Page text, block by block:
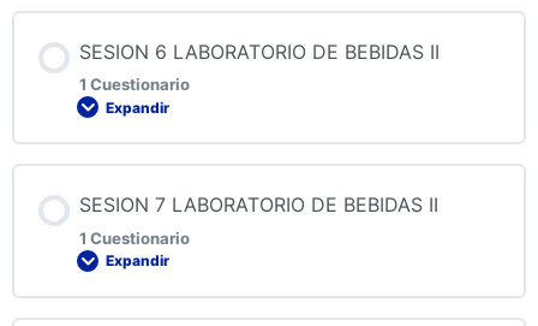
QUIZ 5 LABORATORIO DE BEBIDAS II
SESION 6 LABORATORIO DE BEBIDAS II
1 Cuestionario
Expandir
QUIZ 6 LABORATORIO DE BEBIDAS II
SESION 7 LABORATORIO DE BEBIDAS II
1 Cuestionario
Expandir